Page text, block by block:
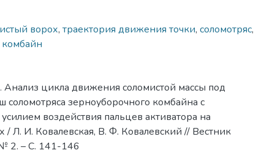
ворох, траектория движения точки, соломотряс,
Анализ цикла движения соломистой массы под
соломотряса зерноуборочного комбайна с
воздействия пальцев активатора на
/ Л. И. Ковалевская, В. Ф. Ковалевский // Вестник
2. – С. 141-146